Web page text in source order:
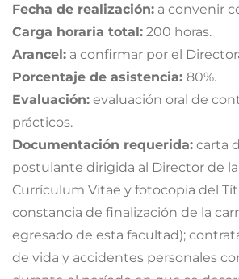
Fecha de realización: a convenir
Carga horaria total: 200 horas.
Arancel: a confirmar por el
Porcentaje de asistencia: 80%.
Evaluación: evaluación oral de
prácticos.
Documentación requerida: carta
postulante dirigida al Director de
Currículum Vitae y fotocopia del
constancia de finalización de la
egresado de esta facultad);
de vida y accidentes personales